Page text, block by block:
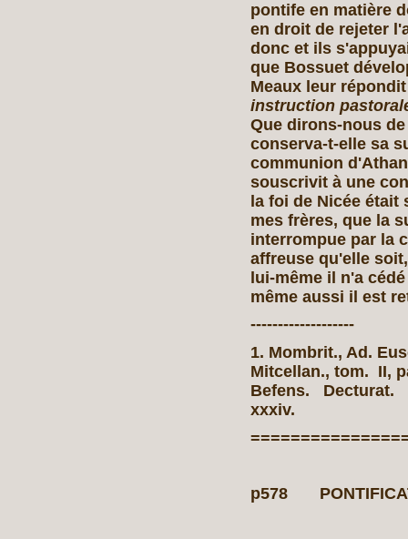
pontife en matière
en droit de rejeter
donc et ils
que Bossuet
Meaux leur
instruction
Que dirons-nous
conserva-t-elle sa
communion
souscrivit à une
la foi de Nicée était
mes frères, que la
interrompue par la
affreuse qu'elle
lui-même il n'a
même aussi il est
-------------------
1. Mombrit., Ad.
Mitcellan., tom.
Befens. Decturat.
xxxiv.
p578